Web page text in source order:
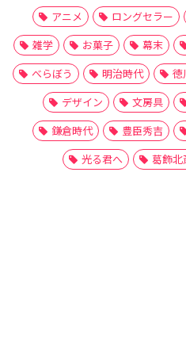
アニメ
ロングセラー
雑学
お菓子 幕末
べらぼう
明治時代 徳
デザイン
文房具
鎌倉時代
豊臣秀吉
光る君へ
葛飾北